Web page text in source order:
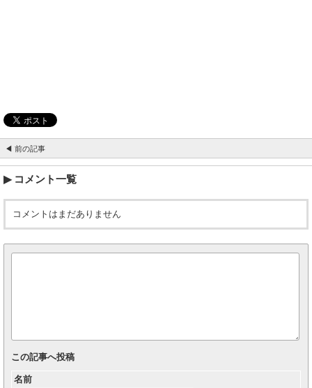
◀ 前の記事
コメント一覧
コメントはまだありません
この記事へ投稿
名前